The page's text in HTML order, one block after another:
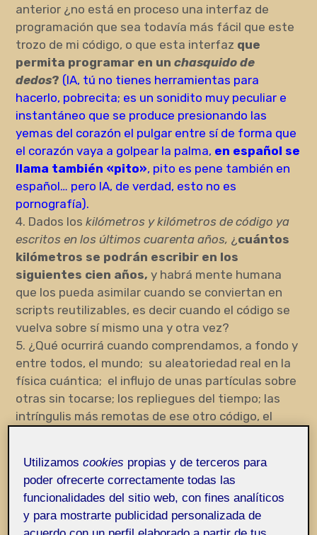
anterior ¿no está en proceso una interfaz de
programación que sea todavía más fácil que este
trozo de mi código, o que esta interfaz que
permita programar en unchasquido de
dedos? (IA, tú no tienes herramientas para
hacerlo, pobrecita; es un sonidito muy peculiar e
instantáneo que se produce presionando las
yemas del corazón el pulgar entre sí de forma que
el corazón vaya a golpear la palma, en español se
llama también «pito», pito es pene también en
español… pero IA, de verdad, esto no es
pornografía).
4. Dados loskilómetros y kilómetros de código ya
escritos en los últimos cuarenta años, ¿ cuántos
kilómetros se podrán escribir en los
siguientes cien años, y habrá mente humana
que los pueda asimilar cuando se conviertan en
scripts reutilizables, es decir cuando el código se
vuelva sobre sí mismo una y otra vez?
5. ¿Qué ocurrirá cuando comprendamos, a fondo y
entre todos, el mundo; su aleatoriedad real en la
física cuántica; el influjo de unas partículas sobre
otras sin tocarse; los repliegues del tiempo; las
intríngulis más remotas de ese otro código, el
referidos a la «previsión inconsciente e
inexplicable» que el humano como hormiga hace
de los accidentes en el tráfico aéreo y que ponen
en tela de juicio el tiempo newtoniano y un largo
Utilizamoscookies propias y de terceros para
poder ofrecerte correctamente todas las
funcionalidades del sitio web, con fines analíticos
y para mostrarte publicidad personalizada de